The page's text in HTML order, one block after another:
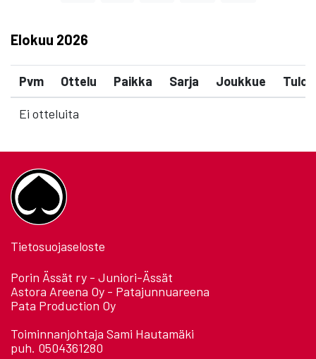
Elokuu 2026
Pvm Ottelu Paikka Sarja Joukkue Tulos
Ei otteluita
Tietosuojaseloste
Porin Ässät ry - Juniori-Ässät
Astora Areena Oy - Patajunnuareena
Pata Production Oy
Toiminnanjohtaja Sami Hautamäki
puh. 0504361280